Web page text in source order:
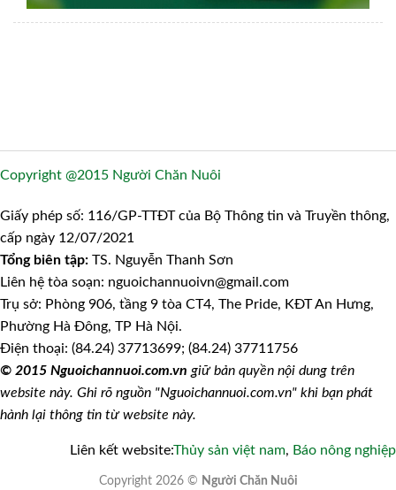
Copyright @2015 Người Chăn Nuôi
Giấy phép số: 116/GP-TTĐT của Bộ Thông tin và Truyền thông,
cấp ngày 12/07/2021
Tổng biên tập: TS. Nguyễn Thanh Sơn
Liên hệ tòa soạn: nguoichannuoivn@gmail.com
Trụ sở: Phòng 906, tầng 9 tòa CT4, The Pride, KĐT An Hưng,
Phường Hà Đông, TP Hà Nội.
Điện thoại: (84.24) 37713699; (84.24) 37711756
© 2015 Nguoichannuoi.com.vn giữ bản quyền nội dung trên
website này. Ghi rõ nguồn "Nguoichannuoi.com.vn" khi bạn phát
hành lại thông tin từ website này.
Liên kết website:Thủy sản việt nam, Báo nông nghiệp
Copyright 2026 © Người Chăn Nuôi